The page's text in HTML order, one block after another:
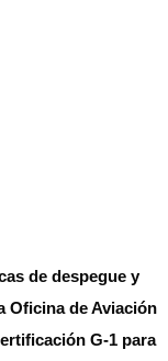
de despegue y
Oficina de Aviación
G-1 para